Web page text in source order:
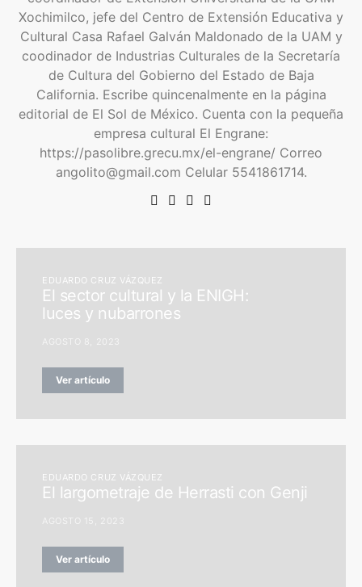
Xochimilco, jefe del Centro de Extensión Educativa y
Cultural Casa Rafael Galván Maldonado de la UAM y
coodinador de Industrias Culturales de la Secretaría
de Cultura del Gobierno del Estado de Baja
California. Escribe quincenalmente en la página
editorial de El Sol de México. Cuenta con la pequeña
empresa cultural El Engrane:
https://pasolibre.grecu.mx/el-engrane/ Correo
angolito@gmail.com Celular 5541861714.
EDUARDO CRUZ VÁZQUEZ
El sector cultural y la ENIGH:
luces y nubarrones
AGOSTO 8, 2023
Ver artículo
EDUARDO CRUZ VÁZQUEZ
El largometraje de Herrasti con Genji
AGOSTO 15, 2023
Ver artículo